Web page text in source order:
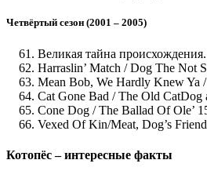
Четвёртый сезон (2001 – 2005)
Великая тайна происхождения.
Harraslin’ Match / Dog The Not
Mean Bob, We Hardly Knew Ya
Cat Gone Bad / The Old CatDog
Cone Dog / The Ballad Of Ole’
Vexed Of Kin/Meat, Dog’s
Котопёс – интересные факты